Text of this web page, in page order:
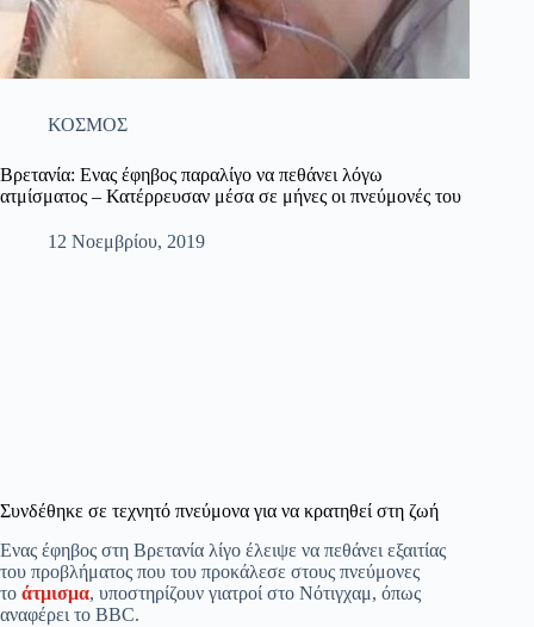
ΚΟΣΜΟΣ
Βρετανία: Ενας έφηβος παραλίγο να πεθάνει λόγω
ατμίσματος – Κατέρρευσαν μέσα σε μήνες οι πνεύμονές του
12 Νοεμβρίου, 2019
Συνδέθηκε σε τεχνητό πνεύμονα για να κρατηθεί στη ζωή
Ενας έφηβος στη Βρετανία λίγο έλειψε να πεθάνει εξαιτίας
του προβλήματος που του προκάλεσε στους πνεύμονες
το άτμισμα, υποστηρίζουν γιατροί στο Νότιγχαμ, όπως
αναφέρει το BBC.